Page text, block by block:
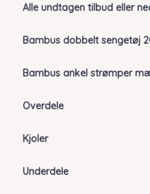
Alle undtagen tilbud eller
Bambus dobbelt sengetøj
Bambus ankel strømper
Overdele
Kjoler
Underdele